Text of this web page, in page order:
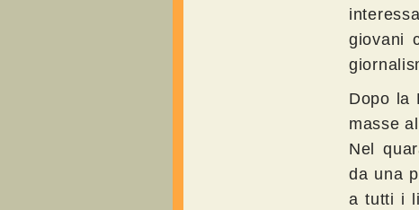
giovani
Dopo la
masse
Nel
da una
a tutti i